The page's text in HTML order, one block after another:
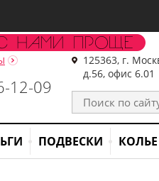
12-09
125363, г.
д.56, офис 6.01
ПОДВЕСКИ КОЛЬЕ